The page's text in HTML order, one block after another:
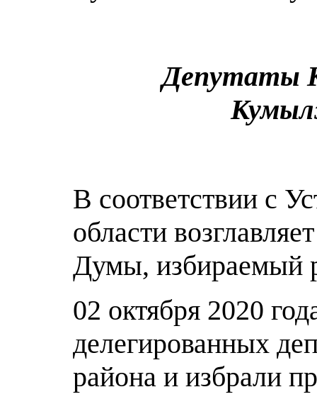
Депутаты
В соответствии с
области
Думы, избираемый
02 октября 2020
делегированных
района и избрали